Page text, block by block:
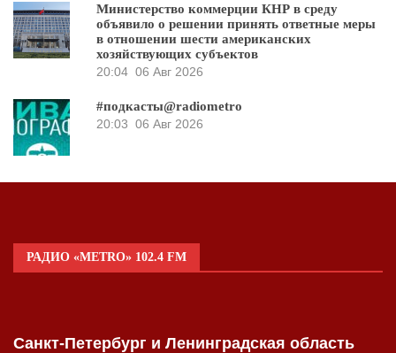
Министерство коммерции КНР в среду
объявило о решении принять ответные меры
в отношении шести американских
хозяйствующих субъектов
20:04 06 Авг 2026
#подкасты@radiometro
20:03 06 Авг 2026
РАДИО «METRO» 102.4 FM
Санкт-Петербург и Ленинградская область